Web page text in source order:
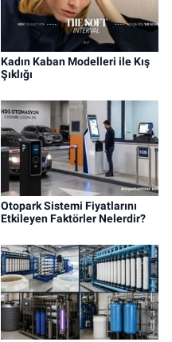
Kadın Kaban Modelleri ile Kış
Şıklığı
Otopark Sistemi Fiyatlarını
Etkileyen Faktörler Nelerdir?